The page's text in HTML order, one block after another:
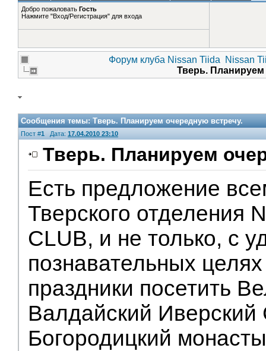
Добро пожаловать Гость
Нажмите "Вход/Регистрация" для входа
Форум клуба Nissan Tiida
Nissan
Тверь.
Сообщения темы:Тверь. Планируем очередную встречу.
Пост #1 Дата: 17.04.2010 23:10
Тверь. Планируем
Есть предложение
Тверского отделения
CLUB, и не только, с
познавательных
праздники посетить
Валдайский Иверский
Богородицкий